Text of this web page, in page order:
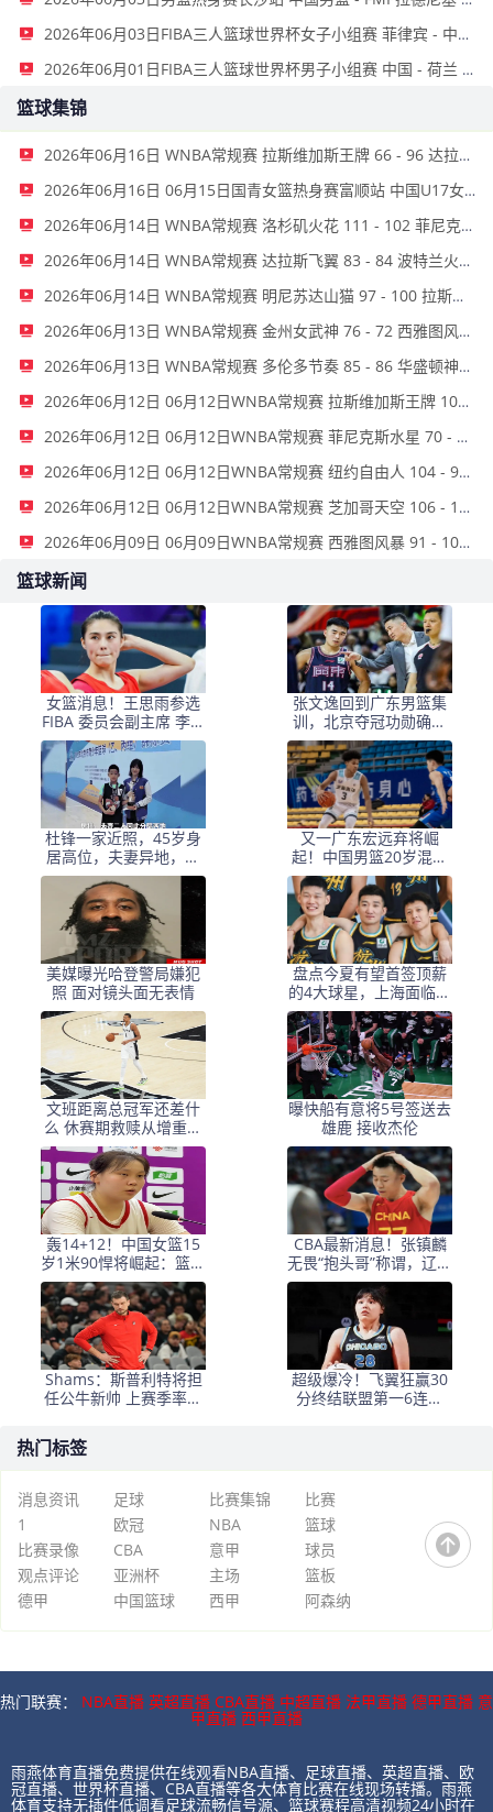
2026年06月03日FIBA三人篮球世界杯女子小组赛 菲律宾 - 中国 录像
2026年06月01日FIBA三人篮球世界杯男子小组赛 中国 - 荷兰 录像
篮球集锦
2026年06月16日 WNBA常规赛 拉斯维加斯王牌 66 - 96 达拉斯飞翼 全场集锦
2026年06月16日 06月15日国青女篮热身赛富顺站 中国U17女篮 76 - 62 伏伊伏丁那女篮 全场集锦
2026年06月14日 WNBA常规赛 洛杉矶火花 111 - 102 菲尼克斯水星 全场集锦
2026年06月14日 WNBA常规赛 达拉斯飞翼 83 - 84 波特兰火焰 全场集锦
2026年06月14日 WNBA常规赛 明尼苏达山猫 97 - 100 拉斯维加斯王牌 全场集锦
2026年06月13日 WNBA常规赛 金州女武神 76 - 72 西雅图风暴 全场集锦
2026年06月13日 WNBA常规赛 多伦多节奏 85 - 86 华盛顿神秘人 全场集锦
2026年06月12日 06月12日WNBA常规赛 拉斯维加斯王牌 105 - 89 波特兰火焰 全场集锦
2026年06月12日 06月12日WNBA常规赛 菲尼克斯水星 70 - 85 达拉斯飞翼 全场集锦
2026年06月12日 06月12日WNBA常规赛 纽约自由人 104 - 90 亚特兰大梦想 全场集锦
2026年06月12日 06月12日WNBA常规赛 芝加哥天空 106 - 114 印第安纳狂热 全场集锦
2026年06月09日 06月09日WNBA常规赛 西雅图风暴 91 - 101 拉斯维加斯王牌 集锦
篮球新闻
女篮消息！王思雨参选
FIBA 委员会副主席 李梦
缺席国家队原因或曝光
张文逸回到广东男篮集
训，北京夺冠功勋确定
退役，上海欲续约弗格
杜锋一家近照，45岁身
居高位，夫妻异地，儿
子1米95，冲击CBA
又一广东宏远弃将崛
起！中国男篮20岁混血
新星闪耀：砍28+11+5
美媒曝光哈登警局嫌犯
照 面对镜头面无表情
盘点今夏有望首签顶薪
的4大球星，上海面临重
大决策，张镇麟领衔
文班距离总冠军还差什
么 休赛期救赎从增重开
始？
曝快船有意将5号签送去
雄鹿 接收杰伦
轰14+12！中国女篮15
岁1米90悍将崛起：篮板
怪兽曾场均砍29+20
CBA最新消息！张镇麟
无畏“抱头哥”称谓，辽宁
助教加盟浙江，广厦续
约布朗
Shams：斯普利特将担
任公牛新帅 上赛季率开
超级爆冷！飞翼狂赢30
分终结联盟第一6连胜
热门标签
消息资讯 足球 比赛集锦
比赛
1
欧冠 NBA
篮球
比赛录像
CBA 意甲
球员
观点评论
亚洲杯 主场
篮板
德甲
中国篮球 西甲 阿森纳
热门联赛： NBA直播 英超直播 CBA直播 中超直播 法甲直播 德甲直播 意
甲直播 西甲直播
雨燕体育直播免费提供在线观看NBA直播、足球直播、英超直播、欧
冠直播、世界杯直播、CBA直播等各大体育比赛在线现场转播。雨燕
体育支持无插件低调看足球流畅信号源、篮球赛程高清视频24小时在